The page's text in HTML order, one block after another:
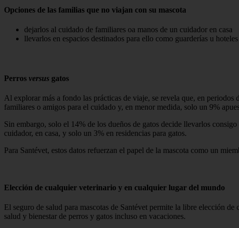
Opciones de las familias que no viajan con su mascota
dejarlos al cuidado de familiares oa manos de un cuidador en casa
llevarlos en espacios destinados para ello como guarderías u
Perros versus gatos
Al explorar más a fondo las prácticas de viaje, se revela que, en
familiares o amigos para el cuidado y, en menor medida, solo un 9%
Sin embargo, solo el 14% de los dueños de gatos decide llevarlos
cuidador, en casa, y solo un 3% en residencias para gatos.
Para Santévet, estos datos refuerzan el papel de la mascota como un
Elección de cualquier veterinario y en cualquier lugar del mundo
El seguro de salud para mascotas de Santévet permite la libre elección
salud y bienestar de perros y gatos incluso en vacaciones.